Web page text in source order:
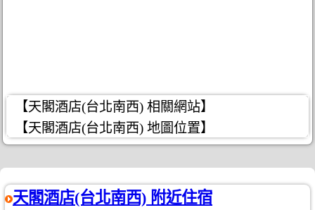
【天閣酒店(台北南西) 相關網站】
【天閣酒店(台北南西) 地圖位置】
天閣酒店(台北南西) 附近住宿